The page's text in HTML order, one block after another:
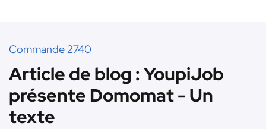
Commande 2740
Article de blog : YoupiJob
présente Domomat - Un
texte